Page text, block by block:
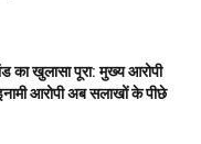
का खुलासा पूरा: मुख्य आरोपी
आरोपी अब सलाखों के पीछे